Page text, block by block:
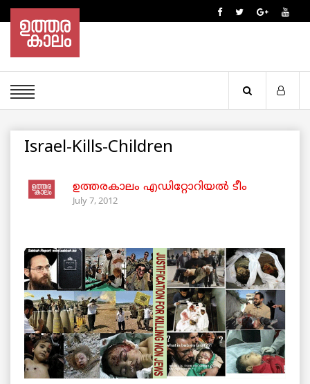
Israel-Kills-Children
ഉത്തരകാലം എഡിറ്റോറിയല്‍ ടീം
July 7, 2012